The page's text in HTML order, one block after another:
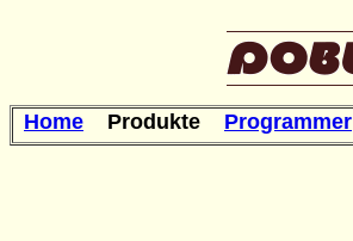
Home Produkte Programmer